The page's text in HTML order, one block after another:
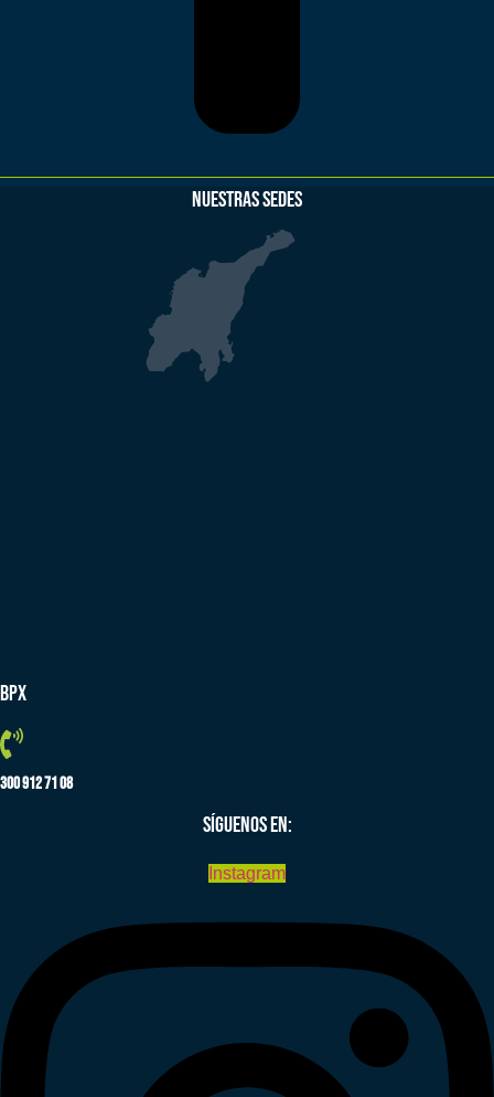
NUESTRAS SEDES
BPX
300 912 71 08
SÍGUENOS EN:
Instagram